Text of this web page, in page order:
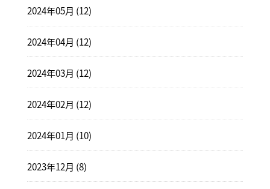
2024年05月 (12)
2024年04月 (12)
2024年03月 (12)
2024年02月 (12)
2024年01月 (10)
2023年12月 (8)